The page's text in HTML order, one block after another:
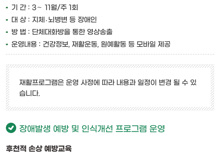
기 간 : 3∼ 11월/주 1회
대 상 : 지체․뇌병변 등 장애인
방 법 : 단체대화방을 통한 영상송출
운영내용 : 건강정보, 재활운동, 원예활동 등 모바일 제공
재활프로그램은 운영 사정에 따라 내용과 일정이 변경 될 수 있
습니다.
장애발생 예방 및 인식개선 프로그램 운영
후천적 손상 예방교육